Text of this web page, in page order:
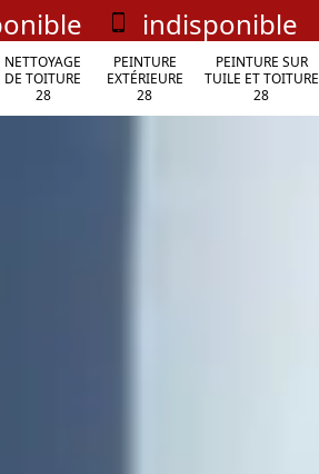
indisponible
NETTOYAGE
DE TOITURE
28
PEINTURE
EXTÉRIEURE
28
PEINTURE SUR
TUILE ET TOITURE
28